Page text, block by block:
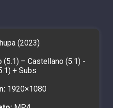
(2023)
(5.1) – Castellano (5.1) -
+ Subs
1920×1080